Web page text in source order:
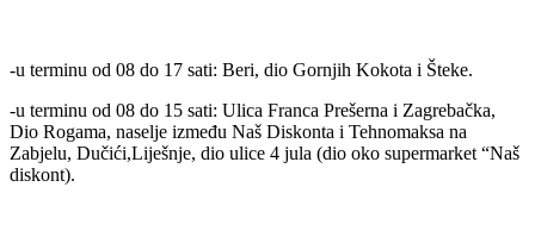
-u terminu od 08 do 17 sati: Beri, dio Gornjih Kokota i Šteke.
-u terminu od 08 do 15 sati: Ulica Franca Prešerna i Zagrebačka,
Dio Rogama, naselje između Naš Diskonta i Tehnomaksa na
Zabjelu, Dučići,Liješnje, dio ulice 4 jula (dio oko supermarket “Naš
diskont).